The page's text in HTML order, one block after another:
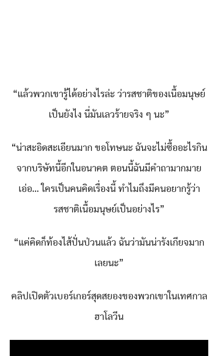
“แล้วพวกเขารู้ได้อย่างไรล่ะ ว่ารสชาติของเนื้อมนุษย์
เป็นยังไง นี่มันเลวร้ายจริง ๆ นะ”
“น่าสะอิดสะเอียนมาก ขอโทษนะ ฉันจะไม่ซื้ออะไรกิน
จากบริษัทนี้อีกในอนาคต ตอนนี้ฉันมีคำถามากมาย
เอ่อ… ใครเป็นคนคิดเรื่องนี้ ทำไมถึงมีคนอยากรู้ว่า
รสชาติเนื้อมนุษย์เป็นอย่างไร”
“แค่คิดก็ท้องไส้ปั่นป่วนแล้ว ฉันว่ามันน่ารังเกียจมาก
เลยนะ”
คลิปเปิดตัวเบอร์เกอร์สุดสยองของพวกเขาในเทศกาล
ฮาโลวีน